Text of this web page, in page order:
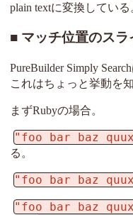
plain textに変換している
マッチ位置のスラ
PureBuilder Simply
これはちょっと挙動を
まずRubyの場合。
"foo bar baz
る。
"foo bar baz
"foo bar baz